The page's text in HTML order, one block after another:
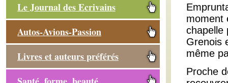
Le Journal des Ecrivains
Autos-Avions-Passion
Livres et auteurs préférés
moment
chapelle
Grenois
même
Proche